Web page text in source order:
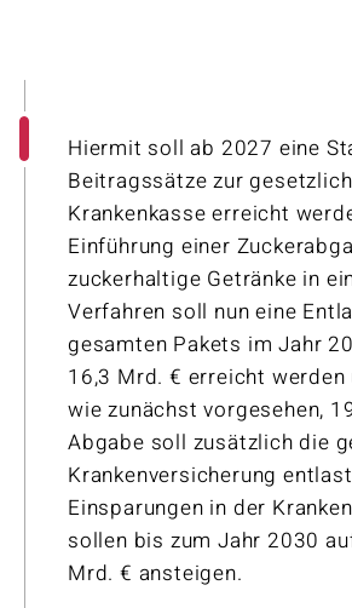
Hiermit soll ab 2027 eine
Beitragssätze zur
Krankenkasse erreicht
Einführung einer
zuckerhaltige Getränke in
Verfahren soll nun eine
gesamten Pakets im Jahr
16,3 Mrd. € erreicht
wie zunächst vorgesehen,
Abgabe soll zusätzlich die
Krankenversicherung
Einsparungen in der
sollen bis zum Jahr 2030
Mrd. € ansteigen.